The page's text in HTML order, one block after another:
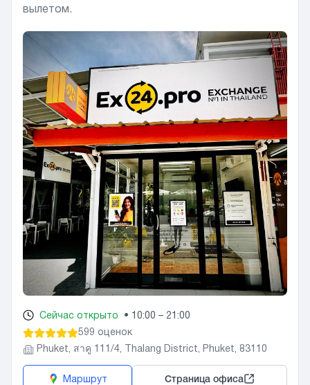
вылетом.
Сейчас открыто • 10:00 – 21:00
599 оценок
Phuket, สาคู 111/4, Thalang District, Phuket, 83110
Маршрут Страница офиса